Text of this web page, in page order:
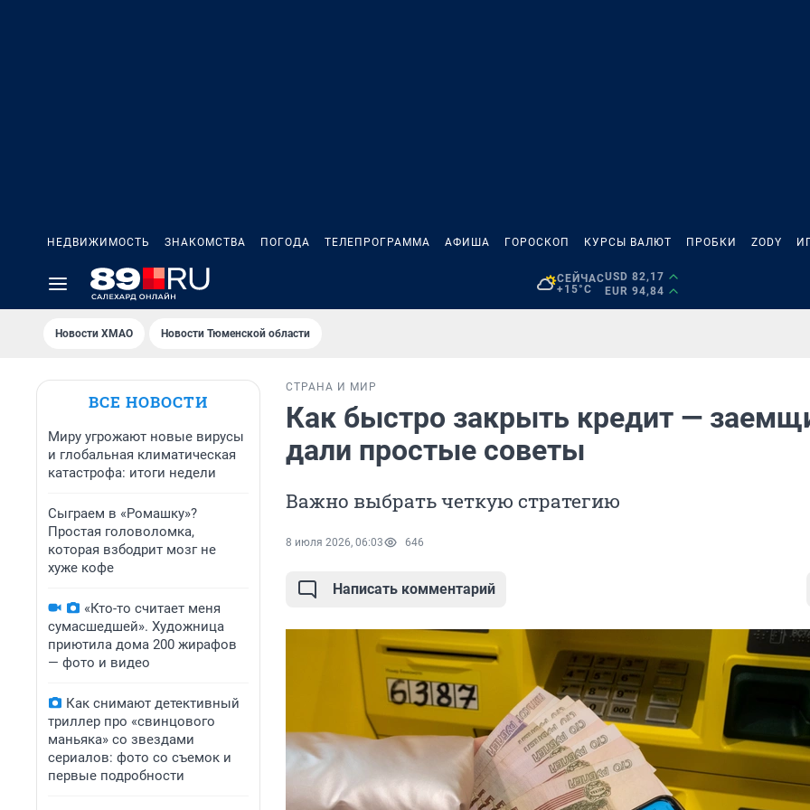
НЕДВИЖИМОСТЬ ЗНАКОМСТВА ПОГОДА ТЕЛЕПРОГРАММА АФИША ГОРОСКОП КУРСЫ ВАЛЮТ ПРОБКИ ZODY
СЕЙЧАС
+15°C
USD 82,17
EUR 94,84
Новости ХМАО Новости Тюменской области
ВСЕ НОВОСТИ
Миру угрожают новые вирусы
и глобальная климатическая
катастрофа: итоги недели
Сыграем в «Ромашку»?
Простая головоломка,
которая взбодрит мозг не
хуже кофе
«Кто-то считает меня
сумасшедшей». Художница
приютила дома 200 жирафов
— фото и видео
Как снимают детективный
триллер про «свинцового
маньяка» со звездами
сериалов: фото со съемок и
первые подробности
СТРАНА И МИР
Как быстро закрыть кредит —
дали простые советы
Важно выбрать четкую стратегию
8 июля 2026, 06:03 646
Написать комментарий